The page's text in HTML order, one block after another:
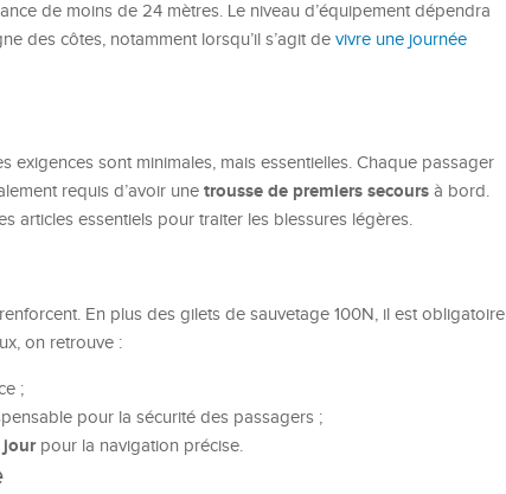
de moins de 24 mètres. Le niveau d’équipement dépendra
des côtes, notamment lorsqu’il s’agit de vivre une journée
exigences sont minimales, mais essentielles. Chaque passager
requis d’avoir une trousse de premiers secours à bord.
articles essentiels pour traiter les blessures légères.
En plus des gilets de sauvetage 100N, il est obligatoire
on retrouve :
;
pour la sécurité des passagers ;
jourpour la navigation précise.